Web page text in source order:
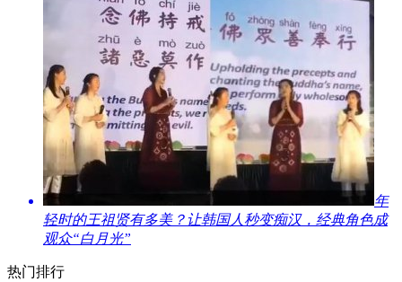
​年
轻时的王祖贤有多美？让韩国人秒变痴汉，经典角色成
观众“白月光”
热门排行